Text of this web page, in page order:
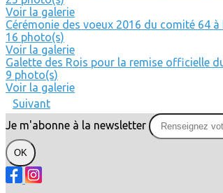
Voir la galerie
Cérémonie des voeux 2016 du comité 64
16 photo(s)
Voir la galerie
Galette des Rois pour la remise officielle
9 photo(s)
Voir la galerie
Suivant
Je m'abonne à la newsletter
OK